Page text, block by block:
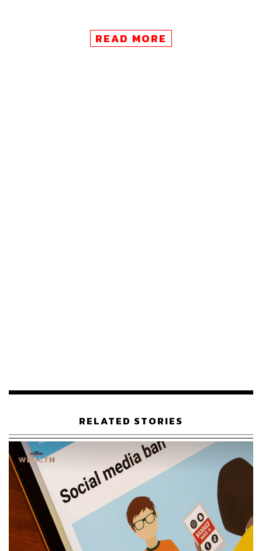
Reader Mode– ปรับหน้าตาอินเทอร์เฟซการใช้งาน
บน Twitter ให้เหมาะกับโหมดการอ่านให้มากที่สุด ลบ
ออสเตรเลียและแคนาดาเริ่มสมัครทดลองใช้งานได้เป็นสอง
ดอลลาร์แคนาดา หรือ 4.49 ดอลลาร์ออสเตรเลีย หรือ
ประมาณ 90-110 บาท ก่อนที่จะรับฟีดแบ็กมาพัฒนาบริการ
เพื่อเตรียมเปิดให้บริการในประเทศอื่นๆ ทั่วโลกในสเตปถัดไป
โดยที่ฟีเจอร์อื่นๆ ที่นักวิเคราะห์หลายรายคาดการณ์ว่าเราจะ
ได้เห็นจาก Twitter Blue ในอนาคตก็เช่น เครื่องมือช่วย
วิเคราะห์ Data และเอ็นเกจเมนต์ต่างๆ บนแพลตฟอร์มสำหรับ
นักการตลาดและแบรนด์ รวมถึงหน้าฟีดเวอร์ชันไร้โฆษณา
กวนใจสำหรับผู้ใช้งานแบบจ่ายเงิน
READ MORE
RELATED STORIES